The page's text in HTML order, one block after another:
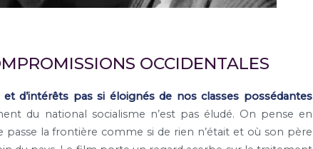
OCCIDENTALES
d’intérêts pas si éloignés de nos classes possédantes
du national socialisme n’est pas éludé. On pense en
passe la frontière comme si de rien n’était et où son père